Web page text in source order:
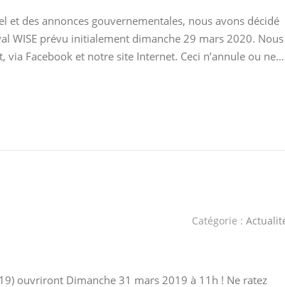
et des annonces gouvernementales, nous avons décidé
WISE prévu initialement dimanche 29 mars 2020. Nous
Facebook et notre site Internet. Ceci n’annule ou ne…
Catégorie :
ouvriront Dimanche 31 mars 2019 à 11h ! Ne ratez